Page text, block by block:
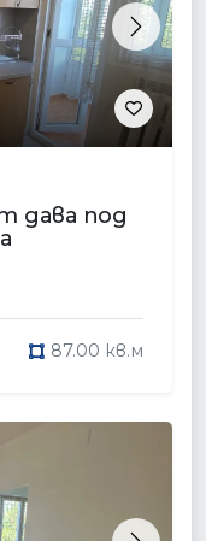
Next
дава под
87.00 кв.м